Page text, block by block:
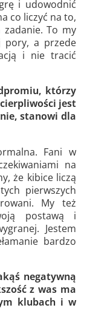
i udowodnić
co liczyć na to,
zadanie. To my
pory, a przede
i nie tracić
którzy
jest
stanowi dla
Fani w
na
że kibice liczą
pierwszych
My też
postawą i
Jestem
bardzo
negatywną
z was ma
klubach i w